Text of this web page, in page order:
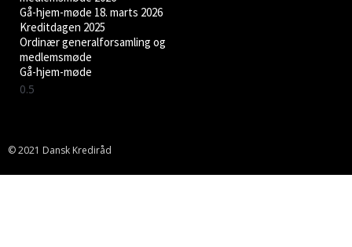
Gå-hjem-møde 18. marts 2026
Kreditdagen 2025
Ordinær generalforsamling og
medlemsmøde
Gå-hjem-møde
© 2021 Dansk Krediråd